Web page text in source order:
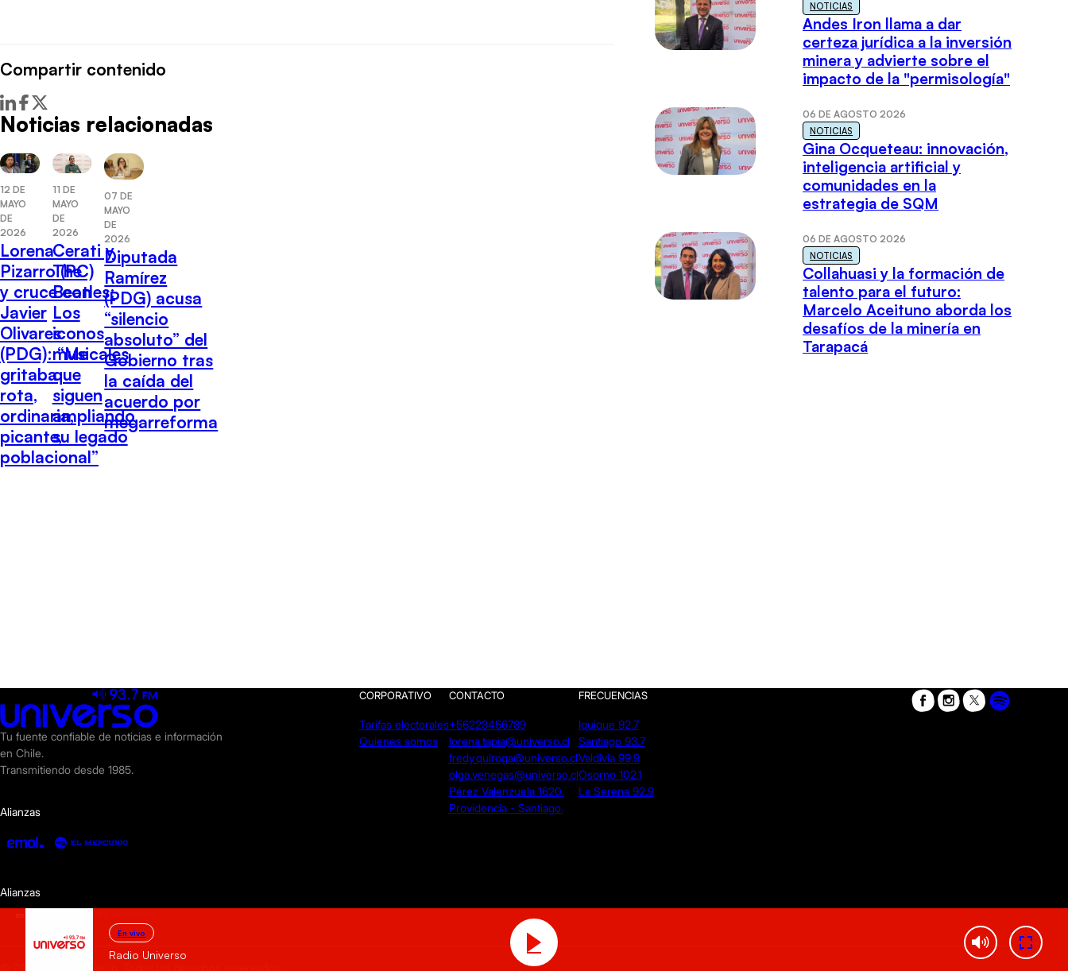
Compartir contenido
Noticias relacionadas
12 DE
MAYO
DE
2026
Lorena
Pizarro (PC)
y cruce con
Javier
Olivares
(PDG): “Me
gritaba
rota,
ordinaria,
picante,
poblacional”
11 DE
MAYO
DE
2026
Cerati y
The
Beatles:
Los
iconos
musicales
que
siguen
ampliando
su legado
07 DE
MAYO
DE
2026
Diputada
Ramírez
(PDG) acusa
“silencio
absoluto” del
Gobierno tras
la caída del
acuerdo por
megarreforma
NOTICIAS
Andes Iron llama a dar
certeza jurídica a la inversión
minera y advierte sobre el
impacto de la "permisología"
06 DE AGOSTO 2026
NOTICIAS
Gina Ocqueteau: innovación,
inteligencia artificial y
comunidades en la
estrategia de SQM
06 DE AGOSTO 2026
NOTICIAS
Collahuasi y la formación de
talento para el futuro:
Marcelo Aceituno aborda los
desafíos de la minería en
Tarapacá
En vivo
Radio Universo
Tu fuente confiable de noticias e información
en Chile.
Transmitiendo desde 1985.
Alianzas
CORPORATIVO
Tarifas electorales
Quienes somos
CONTACTO
+56223456789
lorena.tapia@universo.cl
fredy.quiroga@universo.cl
olga.venegas@universo.cl
Pérez Valenzuela 1620.
Providencia - Santiago.
FRECUENCIAS
Iquique 92.7
Santiago 93.7
Valdivia 99.9
Osorno 102.1
La Serena 92.9
Alianzas